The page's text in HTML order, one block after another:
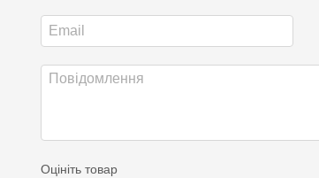
Оцініть товар